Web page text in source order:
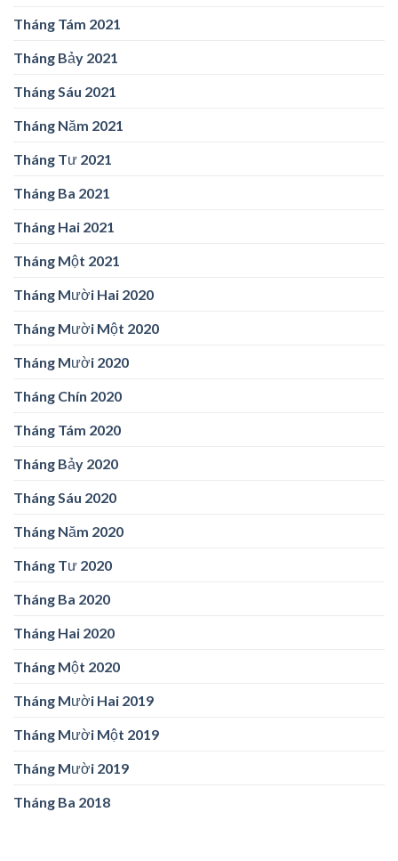
Tháng Tám 2021
Tháng Bảy 2021
Tháng Sáu 2021
Tháng Năm 2021
Tháng Tư 2021
Tháng Ba 2021
Tháng Hai 2021
Tháng Một 2021
Tháng Mười Hai 2020
Tháng Mười Một 2020
Tháng Mười 2020
Tháng Chín 2020
Tháng Tám 2020
Tháng Bảy 2020
Tháng Sáu 2020
Tháng Năm 2020
Tháng Tư 2020
Tháng Ba 2020
Tháng Hai 2020
Tháng Một 2020
Tháng Mười Hai 2019
Tháng Mười Một 2019
Tháng Mười 2019
Tháng Ba 2018